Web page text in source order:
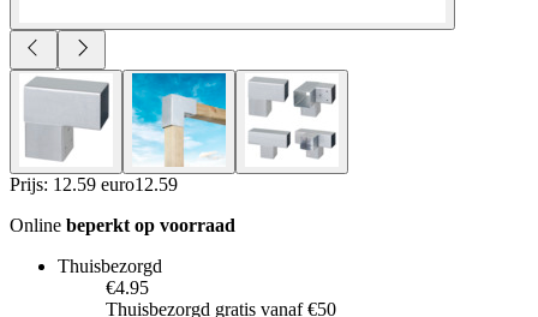
Prijs: 12.59 euro12.59
Online beperkt op voorraad
Thuisbezorgd
€4.95
Thuisbezorgd gratis vanaf €50